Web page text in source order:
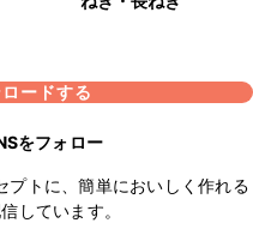
ードする
をフォロー
プトに、簡単においしく作れる
しています。